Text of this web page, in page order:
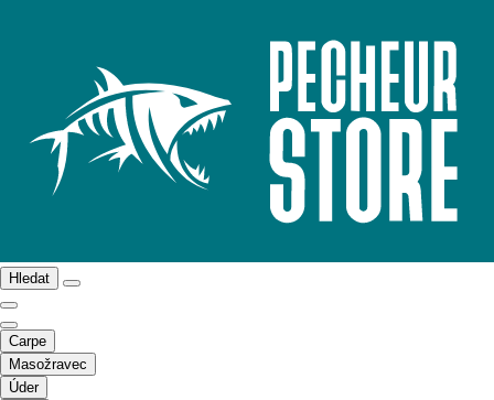
Hledat
Carpe
Masožravec
Úder